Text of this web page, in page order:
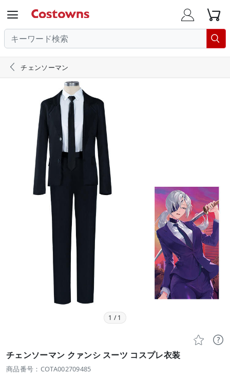
  

 チェンソーマン
1 /1
 
チェンソーマン クァンシ スーツ コスプレ衣装
商品番号：COTA002709485